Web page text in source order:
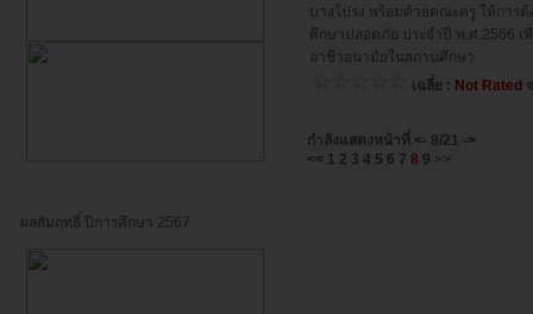
ผลสัมฤทธิ์ ปีการศึกษา 2567
บางโปรง พร้อมด้วยคณะครู ให้การ
ศึกษาปลอดภัย ประจำปี พ.ศ.2566
อาชีวอนามัยในสถานศึกษา
เฉลี่ย : Not Rated
กำลังแสดงหน้าที่ <- 8/21 ->
<< 1 2 3 4 5 6 7 8 9 >>